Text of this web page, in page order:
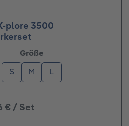
plore 3500
Größeauswählen
S M L
€ / Set